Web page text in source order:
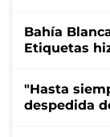
Bahía
Etiquetas
"Hasta
despedida